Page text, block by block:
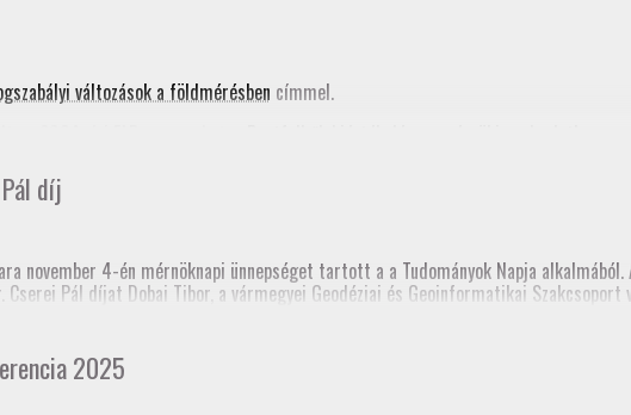
változások a földmérésben címmel.
díj
november 4-én mérnöknapi ünnepséget tartott a a Tudományok Napja
Pál díjat Dobai Tibor, a vármegyei Geodéziai és Geoinformatikai Szakcsoport
Kamara korábbi elnöke, akinek emlékére alapították a díjat.
2025